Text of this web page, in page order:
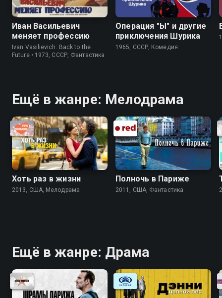
Иван Васильевич
меняет профессию
Ivan Vasilievich: Back to the
Future • 1973, СССР, Фантастика
Операция "Ы" и другие
приключения Шурика
1965, СССР, Комедия
Ещё в жанре: Мелодрама
Хоть раз в жизни
2013, США, Мелодрама
Полночь в Париже
2011, США, Фантастика
Ещё в жанре: Драма